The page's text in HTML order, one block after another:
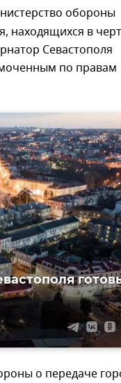
обороны
находящихся в
Севастополя
по правам
о передаче